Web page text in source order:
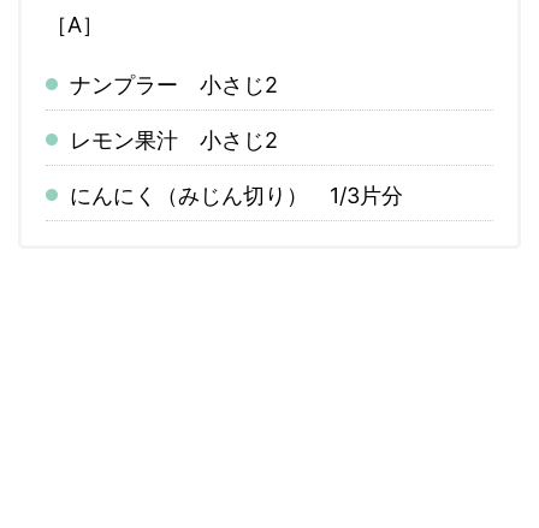
［A］
ナンプラー 小さじ2
レモン果汁 小さじ2
にんにく（みじん切り） 1/3片分